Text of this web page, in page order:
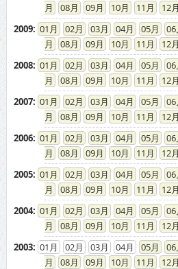
08
09 10 11
12
2009: 01 02 03 04 05 06
08
09 10 11
12
2008: 01 02 03 04 05 06
08
09 10 11
12
2007: 01 02 03 04 05 06
08
09 10 11
12
2006: 01 02 03 04 05 06
08
09 10 11
12
2005: 01 02 03 04 05 06
08
09 10 11
12
2004: 01 02 03 04 05 06
08
09 10 11
12
2003: 01 02 03 04 05 06
08
09 10 11 12